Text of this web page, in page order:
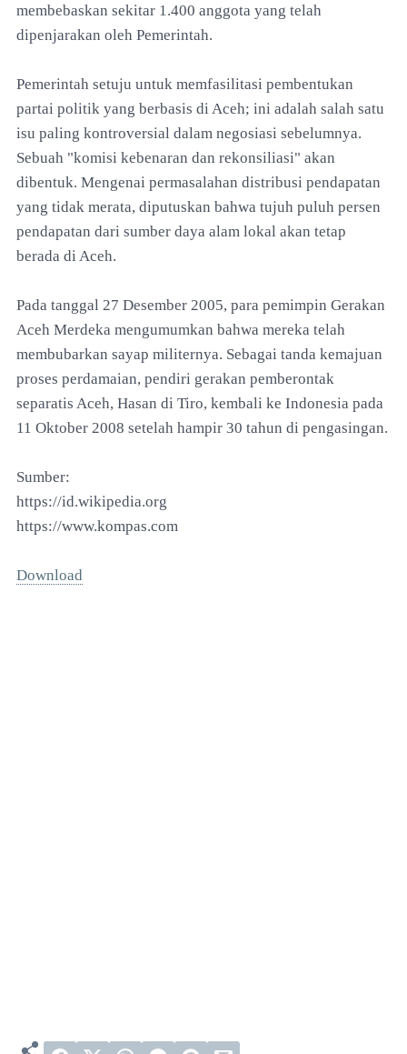
membebaskan sekitar 1.400 anggota yang telah
dipenjarakan oleh Pemerintah.
Pemerintah setuju untuk memfasilitasi pembentukan
partai politik yang berbasis di Aceh; ini adalah salah satu
isu paling kontroversial dalam negosiasi sebelumnya.
Sebuah "komisi kebenaran dan rekonsiliasi" akan
dibentuk. Mengenai permasalahan distribusi pendapatan
yang tidak merata, diputuskan bahwa tujuh puluh persen
pendapatan dari sumber daya alam lokal akan tetap
berada di Aceh.
Pada tanggal 27 Desember 2005, para pemimpin Gerakan
Aceh Merdeka mengumumkan bahwa mereka telah
membubarkan sayap militernya. Sebagai tanda kemajuan
proses perdamaian, pendiri gerakan pemberontak
separatis Aceh, Hasan di Tiro, kembali ke Indonesia pada
11 Oktober 2008 setelah hampir 30 tahun di pengasingan.
Sumber:
https://id.wikipedia.org
https://www.kompas.com
Download